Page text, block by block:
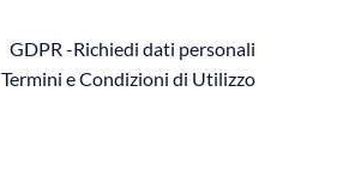
GDPR -Richiedi dati personali
Termini e Condizioni di Utilizzo